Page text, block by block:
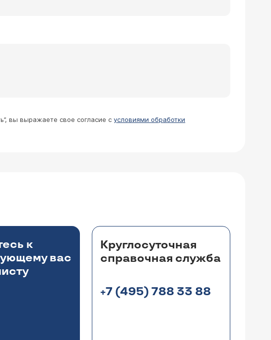
вы выражаете свое согласие сусловиями обработки
к
вас
Круглосуточная
справочная служба
+7 (495) 788 33 88